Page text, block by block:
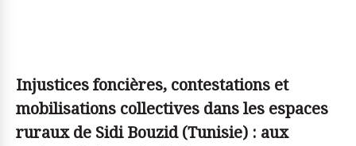
Injustices foncières, contestations et
mobilisations collectives dans les espaces
ruraux de Sidi Bouzid (Tunisie) : aux